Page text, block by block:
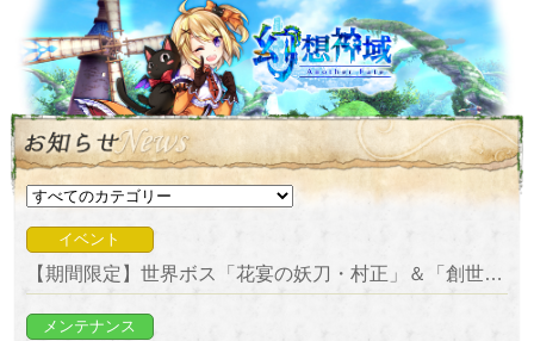
イベント
【期間限定】世界ボス「花宴の妖刀・村正」＆「創世明神・アマテラス」降臨！
メンテナンス